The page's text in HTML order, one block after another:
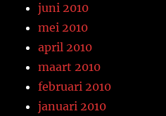
juni 2010
mei 2010
april 2010
maart 2010
februari 2010
januari 2010